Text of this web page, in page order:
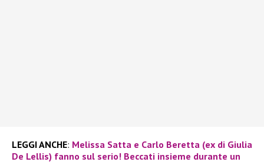
LEGGI ANCHE: Melissa Satta e Carlo Beretta (ex di Giulia
De Lellis) fanno sul serio! Beccati insieme durante un